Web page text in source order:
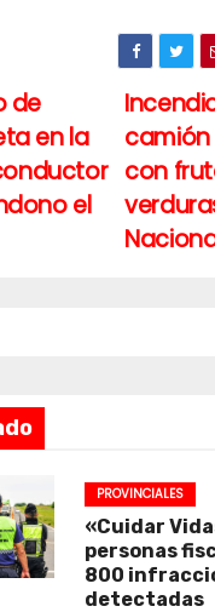
con
de
en la
el
PROVINCIALES
«Cuidar
personas
800
detectadas